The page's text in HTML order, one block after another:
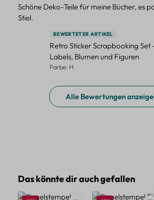
Schöne Deko-Teile für meine Bücher, es
Stiel.
BEWERTETER ARTIKEL
Retro Sticker Scrapbooking Set
Labels, Blumen und Figuren
Farbe: H
Alle Bewertungen
Produktgalerie überspringen
Das könnte dir auch gefallen